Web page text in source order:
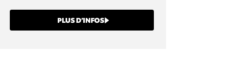
PLUS D’INFOS